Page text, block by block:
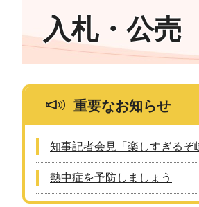
入札・公売
重要なお知らせ
知事記者会見「楽しすぎる
熱中症を予防しましょう